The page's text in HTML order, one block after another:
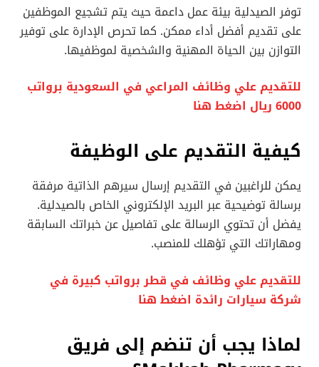
توفر الصيدلية بيئة عمل داعمة حيث يتم تشجيع الموظفين
على تقديم أفضل أداء ممكن. كما تحرص الإدارة على توفير
التوازن بين الحياة المهنية والشخصية لموظفيها.
للتقديم علي وظائف المراعي في السعودية برواتب
6000 ريال اضغط هنا
كيفية التقديم على الوظيفة
يمكن للراغبين في التقديم إرسال سيرهم الذاتية مرفقة
برسالة توضيحية عبر البريد الإلكتروني الخاص بالصيدلية.
يفضل أن تحتوي الرسالة على تفاصيل عن خبراتك السابقة
ومهاراتك التي تؤهلك للمنصب.
للتقديم علي وظائف في قطر برواتب كبيرة في
شركة سيارات رائدة اضغط هنا
لماذا يجب أن تنضم إلى فريق